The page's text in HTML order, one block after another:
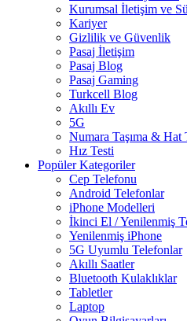
Kurumsal İletişim ve
Kariyer
Gizlilik ve Güvenlik
Pasaj İletişim
Pasaj Blog
Pasaj Gaming
Turkcell Blog
Akıllı Ev
5G
Numara Taşıma & Hat
Hız Testi
Popüler Kategoriler
Cep Telefonu
Android Telefonlar
iPhone Modelleri
İkinci El / Yenilenmiş
Yenilenmiş iPhone
5G Uyumlu Telefonlar
Akıllı Saatler
Bluetooth Kulaklıklar
Tabletler
Laptop